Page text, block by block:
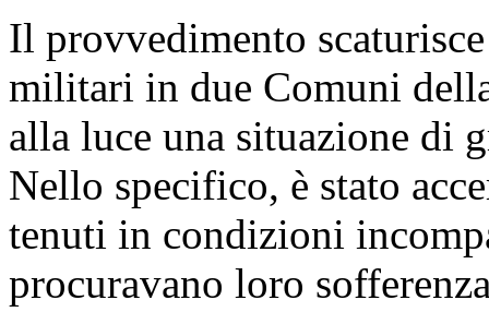
Il provvedimento
militari in due Comuni
alla luce una situazione di
Nello specifico, è stato
tenuti in condizioni
procuravano loro